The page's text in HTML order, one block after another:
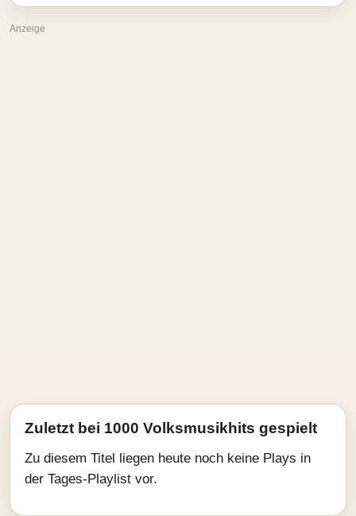
Anzeige
Zuletzt bei 1000 Volksmusikhits gespielt
Zu diesem Titel liegen heute noch keine Plays in
der Tages-Playlist vor.